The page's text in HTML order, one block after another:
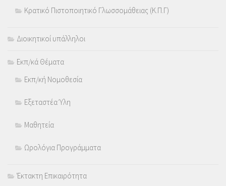
Κρατικό Πιστοποιητικό Γλωσσομάθειας (Κ.Π.Γ)
Διοικητικοί υπάλληλοι
Εκπ/κά Θέματα
Εκπ/κή Νομοθεσία
Εξεταστέα Ύλη
Μαθητεία
Ωρολόγια Προγράμματα
Έκτακτη Επικαιρότητα